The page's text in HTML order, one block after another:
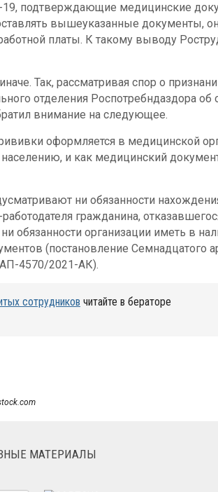
19, подтверждающие медицинские
вышеуказанные документы,
платы. К такому выводу
Так, рассматривая спор о
отделения Роспотребндаздора об
внимание на следующее.
оформляется в медицинской
и как медицинский
ни обязанности
гражданина,
обязанности организации иметь в
(постановление Семнадцатого
4570/2021-АК).
сотрудников читайте в бераторе
МАТЕРИАЛЫ